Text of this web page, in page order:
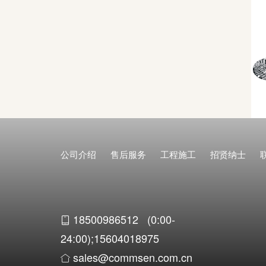
公司介绍 售后服务 工程施工 招贤纳士
18500986512 (0:00-
24:00);15604018975
sales@commsen.com.cn